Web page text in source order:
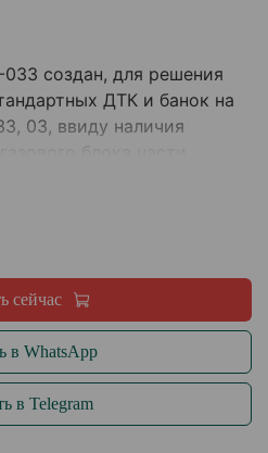
создан, для решения
ДТК и банок на
03, ввиду наличия
сейчас
в WhatsApp
в Telegram